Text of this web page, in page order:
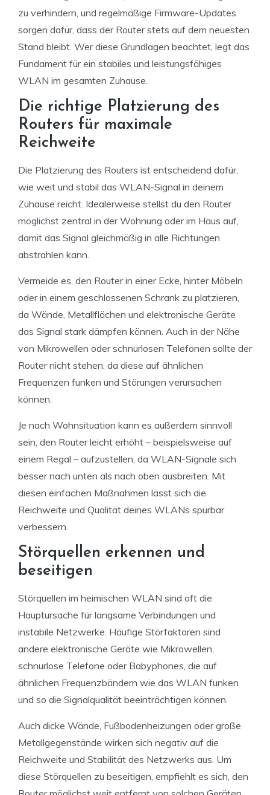
zu verhindern, und regelmäßige Firmware-Updates
sorgen dafür, dass der Router stets auf dem neuesten
Stand bleibt. Wer diese Grundlagen beachtet, legt das
Fundament für ein stabiles und leistungsfähiges
WLAN im gesamten Zuhause.
Die richtige Platzierung des
Routers für maximale
Reichweite
Die Platzierung des Routers ist entscheidend dafür,
wie weit und stabil das WLAN-Signal in deinem
Zuhause reicht. Idealerweise stellst du den Router
möglichst zentral in der Wohnung oder im Haus auf,
damit das Signal gleichmäßig in alle Richtungen
abstrahlen kann.
Vermeide es, den Router in einer Ecke, hinter Möbeln
oder in einem geschlossenen Schrank zu platzieren,
da Wände, Metallflächen und elektronische Geräte
das Signal stark dämpfen können. Auch in der Nähe
von Mikrowellen oder schnurlosen Telefonen sollte der
Router nicht stehen, da diese auf ähnlichen
Frequenzen funken und Störungen verursachen
können.
Je nach Wohnsituation kann es außerdem sinnvoll
sein, den Router leicht erhöht – beispielsweise auf
einem Regal – aufzustellen, da WLAN-Signale sich
besser nach unten als nach oben ausbreiten. Mit
diesen einfachen Maßnahmen lässt sich die
Reichweite und Qualität deines WLANs spürbar
verbessern.
Störquellen erkennen und
beseitigen
Störquellen im heimischen WLAN sind oft die
Hauptursache für langsame Verbindungen und
instabile Netzwerke. Häufige Störfaktoren sind
andere elektronische Geräte wie Mikrowellen,
schnurlose Telefone oder Babyphones, die auf
ähnlichen Frequenzbändern wie das WLAN funken
und so die Signalqualität beeinträchtigen können.
Auch dicke Wände, Fußbodenheizungen oder große
Metallgegenstände wirken sich negativ auf die
Reichweite und Stabilität des Netzwerks aus. Um
diese Störquellen zu beseitigen, empfiehlt es sich, den